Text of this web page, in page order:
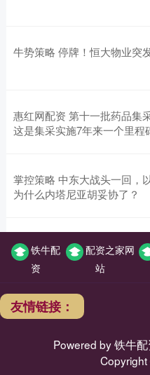
牛势策略 停牌！恒大物业突
惠红网配资 第十一批药品集
这是集采实施7年来一个里程
掌控策略 中东大战头一回，
为什么内塔尼亚胡妥协了？
铁牛配
资
配资之家网
站
友情链接：
Powered by铁牛
Copyright